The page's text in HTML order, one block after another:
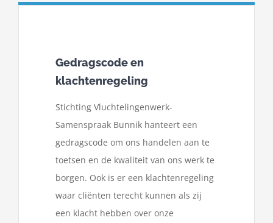
Gedragscode en
klachtenregeling
Stichting Vluchtelingenwerk-
Samenspraak Bunnik hanteert een
gedragscode om ons handelen aan te
toetsen en de kwaliteit van ons werk te
borgen. Ook is er een klachtenregeling
waar cliënten terecht kunnen als zij
een klacht hebben over onze